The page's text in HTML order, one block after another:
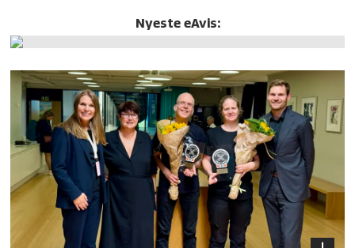
Nyeste eAvis: